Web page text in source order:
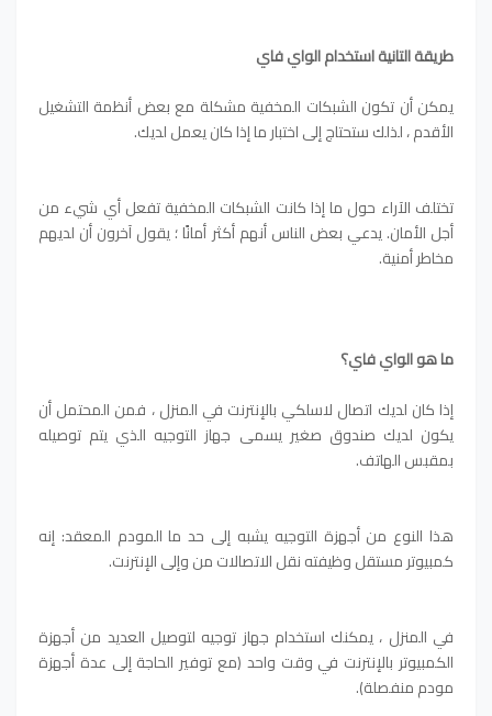
طريقة التانية استخدام الواي فاي
يمكن أن تكون الشبكات المخفية مشكلة مع بعض أنظمة التشغيل
الأقدم ، لذلك ستحتاج إلى اختبار ما إذا كان يعمل لديك.
تختلف الآراء حول ما إذا كانت الشبكات المخفية تفعل أي شيء من
أجل الأمان. يدعي بعض الناس أنهم أكثر أمانًا ؛ يقول آخرون أن لديهم
مخاطر أمنية.
ما هو الواي فاي؟
إذا كان لديك اتصال لاسلكي بالإنترنت في المنزل ، فمن المحتمل أن
يكون لديك صندوق صغير يسمى جهاز التوجيه الذي يتم توصيله
بمقبس الهاتف.
هذا النوع من أجهزة التوجيه يشبه إلى حد ما المودم المعقد: إنه
كمبيوتر مستقل وظيفته نقل الاتصالات من وإلى الإنترنت.
في المنزل ، يمكنك استخدام جهاز توجيه لتوصيل العديد من أجهزة
الكمبيوتر بالإنترنت في وقت واحد (مع توفير الحاجة إلى عدة أجهزة
مودم منفصلة).